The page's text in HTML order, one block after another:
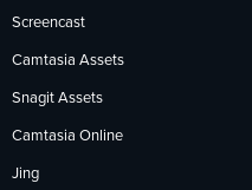
Screencast
Camtasia Assets
Snagit Assets
Camtasia Online
Jing